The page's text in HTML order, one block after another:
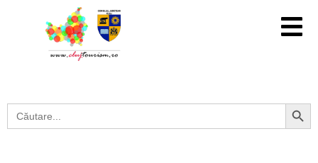
Search
for:
Search Button